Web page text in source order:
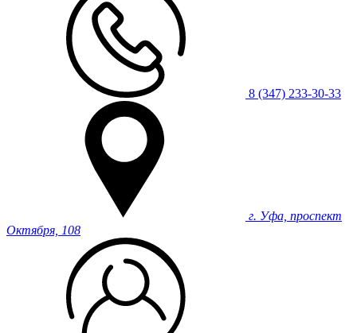
8 (347) 233-30-33
г. Уфа, проспект
Октября, 108